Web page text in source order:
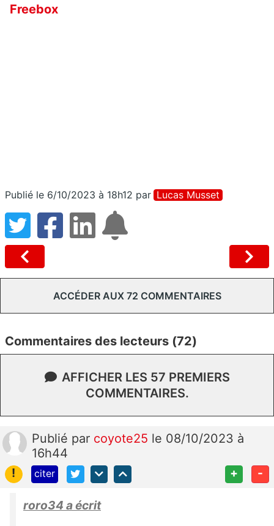
Freebox
Publié le 6/10/2023 à 18h12 par Lucas Musset
ACCÉDER AUX 72 COMMENTAIRES
Commentaires des lecteurs (72)
AFFICHER LES 57 PREMIERS
COMMENTAIRES.
Publié par coyote25 le 08/10/2023 à
16h44
!
citer + -
roro34 a écrit